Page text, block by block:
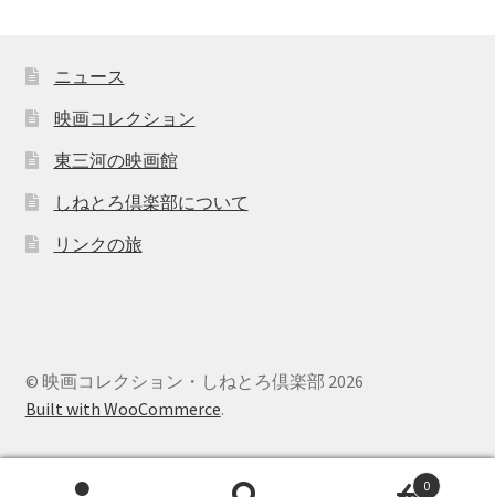
ニュース
映画コレクション
東三河の映画館
しねとろ倶楽部について
リンクの旅
© 映画コレクション・しねとろ倶楽部 2026
Built with WooCommerce.
0